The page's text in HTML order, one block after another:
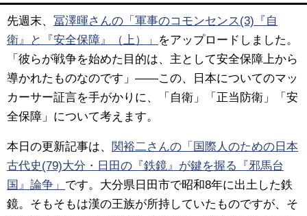
先週末、 冨澤暉さんの「軍事のコモンセンス(3)『自
衛』と『安全保障』（上）」
をアップロードしました。
「彼らが戦争を始めた目的は、主として安全保障上から
導かれたものなのです」――この、日本についてのマッ
カーサー証言を手がかりに、「自衛」「正当防衛」「安
全保障」について考えます。
本日の更新記事は、 関裕二さんの「国際人のための日本
古代史(79)大分・日田の『鉄鏡』が鍵を握る『邪馬台
国』論争」 です。大分県日田市で昭和8年に出土した鉄
鏡。そもそもは漢の王族が所持していたものですが、そ